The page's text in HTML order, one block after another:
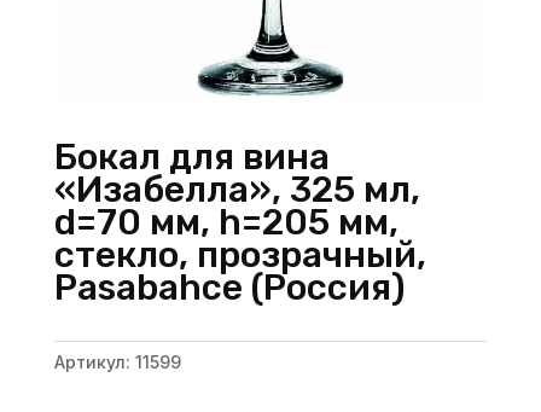
Бокал для вина
«Изабелла», 325 мл,
d=70 мм, h=205 мм,
стекло, прозрачный,
Pasabahce (Россия)
Артикул: 11599